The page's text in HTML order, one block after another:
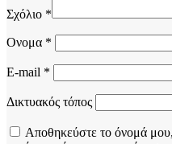
Σχόλιο *
Ονομα *
E-mail *
Δικτυακός τόπος
Αποθηκεύστε το όνομά